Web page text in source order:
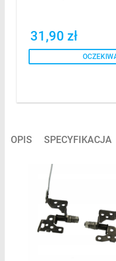
31,90 zł
OPIS SPECYFIKACJA